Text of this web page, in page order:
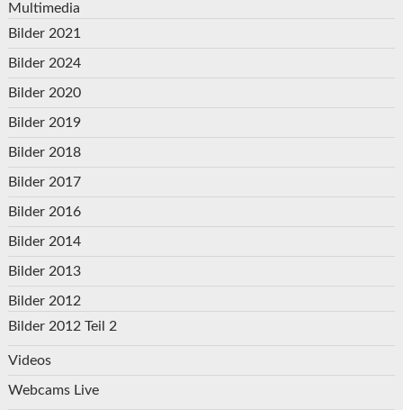
Multimedia
Bilder 2021
Bilder 2024
Bilder 2020
Bilder 2019
Bilder 2018
Bilder 2017
Bilder 2016
Bilder 2014
Bilder 2013
Bilder 2012
Bilder 2012 Teil 2
Videos
Webcams Live